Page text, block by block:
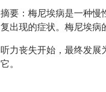
摘要 ：梅尼埃病是一种慢
复出现的症状。梅尼埃病
听力丧失开始，最终发展
它。